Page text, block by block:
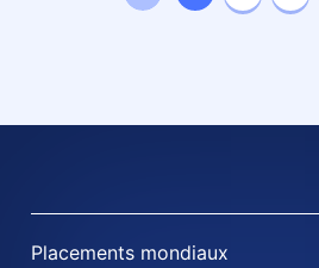
Placements mondiaux